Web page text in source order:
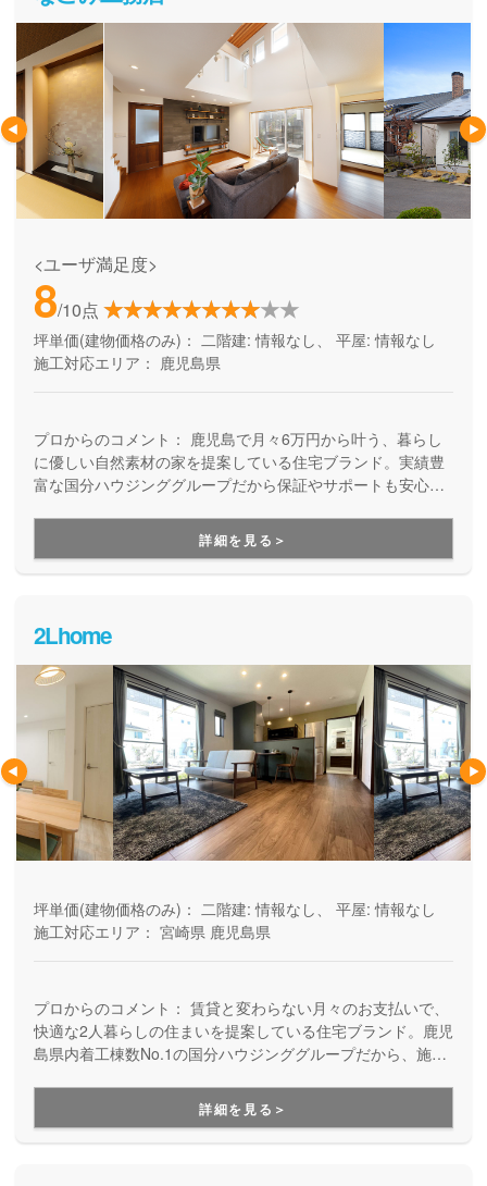
<ユーザ満足度>
8/10点
坪単価(建物価格のみ)： 二階建: 情報なし、 平屋: 情報なし
施工対応エリア： 鹿児島県
プロからのコメント： 鹿児島で月々6万円から叶う、暮らし
に優しい自然素材の家を提案している住宅ブランド。実績豊
富な国分ハウジンググループだから保証やサポートも安心で
家計にも優しい、お値打ち価格の木の家づくりを提案してい
ます。
詳細を見る＞
2Lhome
坪単価(建物価格のみ)： 二階建: 情報なし、 平屋: 情報なし
施工対応エリア： 宮崎県 鹿児島県
プロからのコメント： 賃貸と変わらない月々のお支払いで、
快適な2人暮らしの住まいを提案している住宅ブランド。鹿児
島県内着工棟数No.1の国分ハウジンググループだから、施工
詳細を見る＞